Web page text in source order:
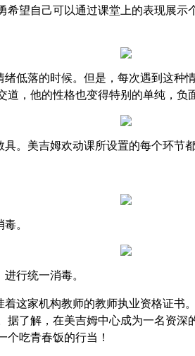
望自己可以通过课堂上的表现展
低落的时候。但是，每次遇到这
，他的性格也变得特别的单纯，
。美吉姆欢动课所设置的每个环节
。
行统一消毒。
这家机构教师的教师执业资格证
了解，在美吉姆中心成为一名资
吃青春饭的行当！